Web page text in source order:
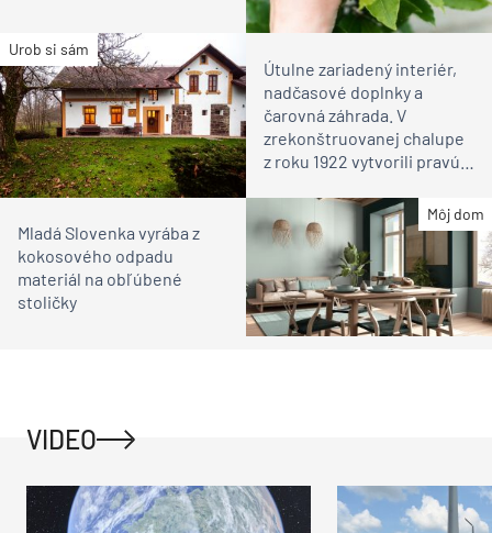
Urob si sám
Útulne zariadený interiér,
nadčasové doplnky a
čarovná záhrada. V
zrekonštruovanej chalupe
z roku 1922 vytvorili pravú
Môj dom
Mladá Slovenka vyrába z
kokosového odpadu
materiál na obľúbené
stoličky
VIDEO